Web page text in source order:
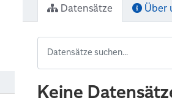
Datensätze Über
Keine